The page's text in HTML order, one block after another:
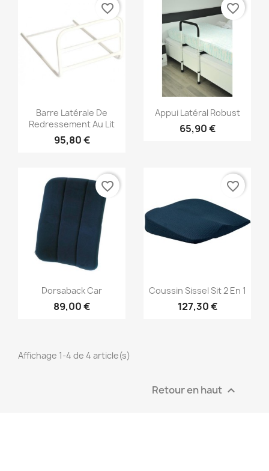
Barre Latérale De
Redressement Au Lit
95,80 €
favorite_border
Appui Latéral Robust
65,90 €
favorite_border
Dorsaback Car
89,00 €
favorite_border
Coussin Sissel Sit 2 En 1
127,30 €
favorite_border
Affichage 1-4 de 4 article(s)
Retour en haut 